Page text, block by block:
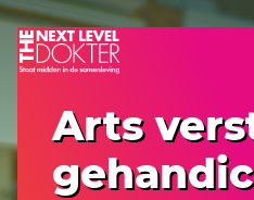
Arts